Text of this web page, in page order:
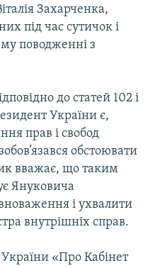
Захарченка,
під час сутичок і
поводженні з
до статей 102 і
України є,
прав і свобод
обстоювати
вважає, що таким
Януковича
і ухвалити
внутрішніх справ.
України «Про Кабінет